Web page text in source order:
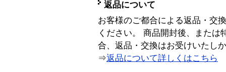
返品について
お客様のご都合による返品・交
ください。 商品開封後、または
合、返品・交換はお受けいたし
⇒返品について詳しくはこちら